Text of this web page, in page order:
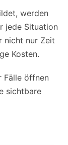
werden
jede Situation
nicht nur Zeit
Kosten.
Fälle öffnen
sichtbare